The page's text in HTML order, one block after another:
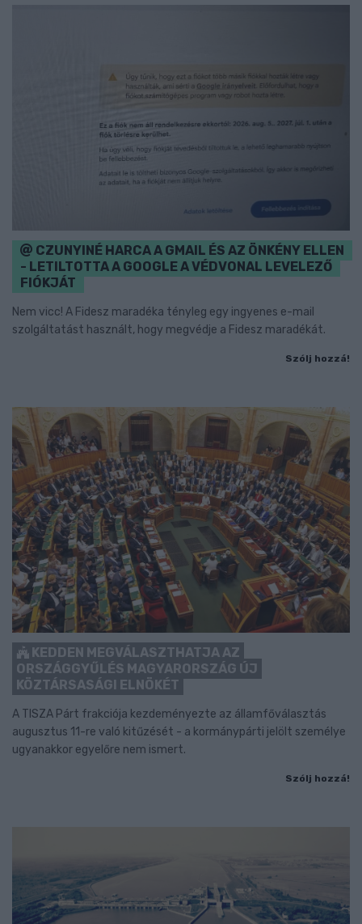
CZUNYINÉ HARCA A GMAIL ÉS AZ ÖNKÉNY ELLEN
- LETILTOTTA A GOOGLE A VÉDVONAL LEVELEZŐ
FIÓKJÁT
Nem vicc! A Fidesz maradéka tényleg egy ingyenes e-mail
szolgáltatást használt, hogy megvédje a Fidesz maradékát.
Szólj hozzá!
KEDDEN MEGVÁLASZTHATJA AZ
ORSZÁGGYŰLÉS MAGYARORSZÁG ÚJ
KÖZTÁRSASÁGI ELNÖKÉT
A TISZA Párt frakciója kezdeményezte az államfőválasztás
augusztus 11-re való kitűzését - a kormánypárti jelölt személye
ugyanakkor egyelőre nem ismert.
Szólj hozzá!